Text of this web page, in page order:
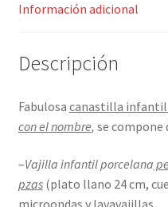
Información adicional
Descripción
Fabulosa canastilla infantil
con el nombre, se compone
–Vajilla infantil porcelana
pzas(plato llano 24 cm,